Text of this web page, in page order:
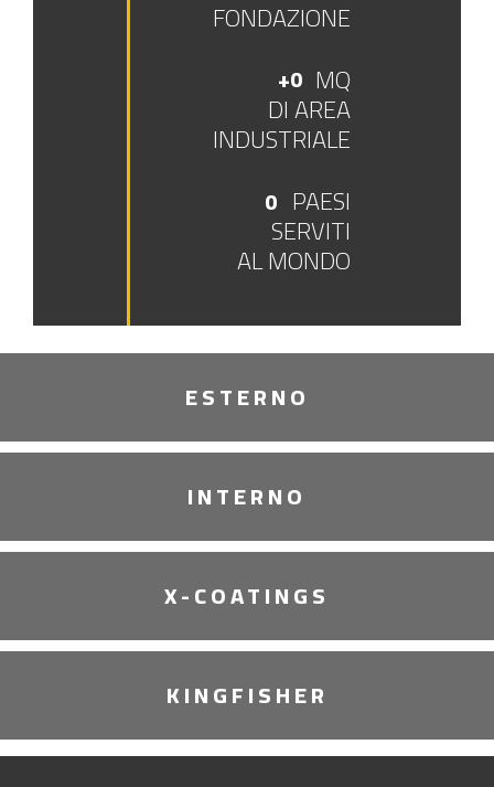
FONDAZIONE
+0 MQ
DI AREA
INDUSTRIALE
0 PAESI
SERVITI
AL MONDO
ESTERNO
INTERNO
X-COATINGS
KINGFISHER